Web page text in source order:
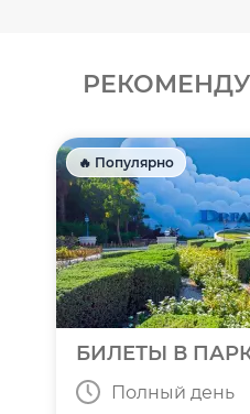
🔥 Популярно
БИЛЕТЫ В ПАРК
Полный день